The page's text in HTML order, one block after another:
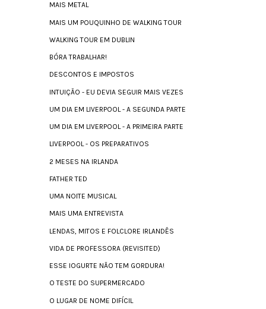
MAIS METAL
MAIS UM POUQUINHO DE WALKING TOUR
WALKING TOUR EM DUBLIN
BÓRA TRABALHAR!
DESCONTOS E IMPOSTOS
INTUIÇÃO - EU DEVIA SEGUIR MAIS VEZES
UM DIA EM LIVERPOOL - A SEGUNDA PARTE
UM DIA EM LIVERPOOL - A PRIMEIRA PARTE
LIVERPOOL - OS PREPARATIVOS
2 MESES NA IRLANDA
FATHER TED
UMA NOITE MUSICAL
MAIS UMA ENTREVISTA
LENDAS, MITOS E FOLCLORE IRLANDÊS
VIDA DE PROFESSORA (REVISITED)
ESSE IOGURTE NÃO TEM GORDURA!
O TESTE DO SUPERMERCADO
O LUGAR DE NOME DIFÍCIL